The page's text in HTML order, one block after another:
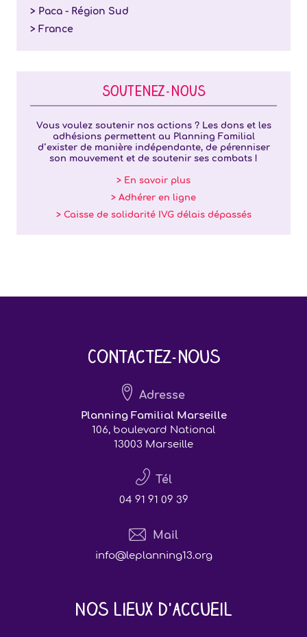
> Paca - Région Sud
> France
SOUTENEZ-NOUS
Vous voulez soutenir nos actions ? Les dons et les
adhésions permettent au Planning Familial
d’exister de manière indépendante, de pérenniser
son mouvement et de soutenir ses combats !
> En savoir plus
> Adhérer en ligne
> Caisse de solidarité IVG délais dépassés
Contactez-nous
Adresse
Planning Familial Marseille
106, boulevard National
13003 Marseille
Tél
04 91 91 09 39
Mail
info@leplanning13.org
Nos lieux d'accueil